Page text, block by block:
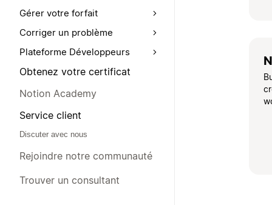
Gérer votre forfait
Corriger un problème
Plateforme Développeurs
Obtenez votre certificat
Notion Academy
Service client
Discuter avec nous
Rejoindre notre communauté
Trouver un consultant